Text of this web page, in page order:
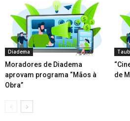
Diadema
Moradores de Diadema
aprovam programa “Mãos à
Obra”
de